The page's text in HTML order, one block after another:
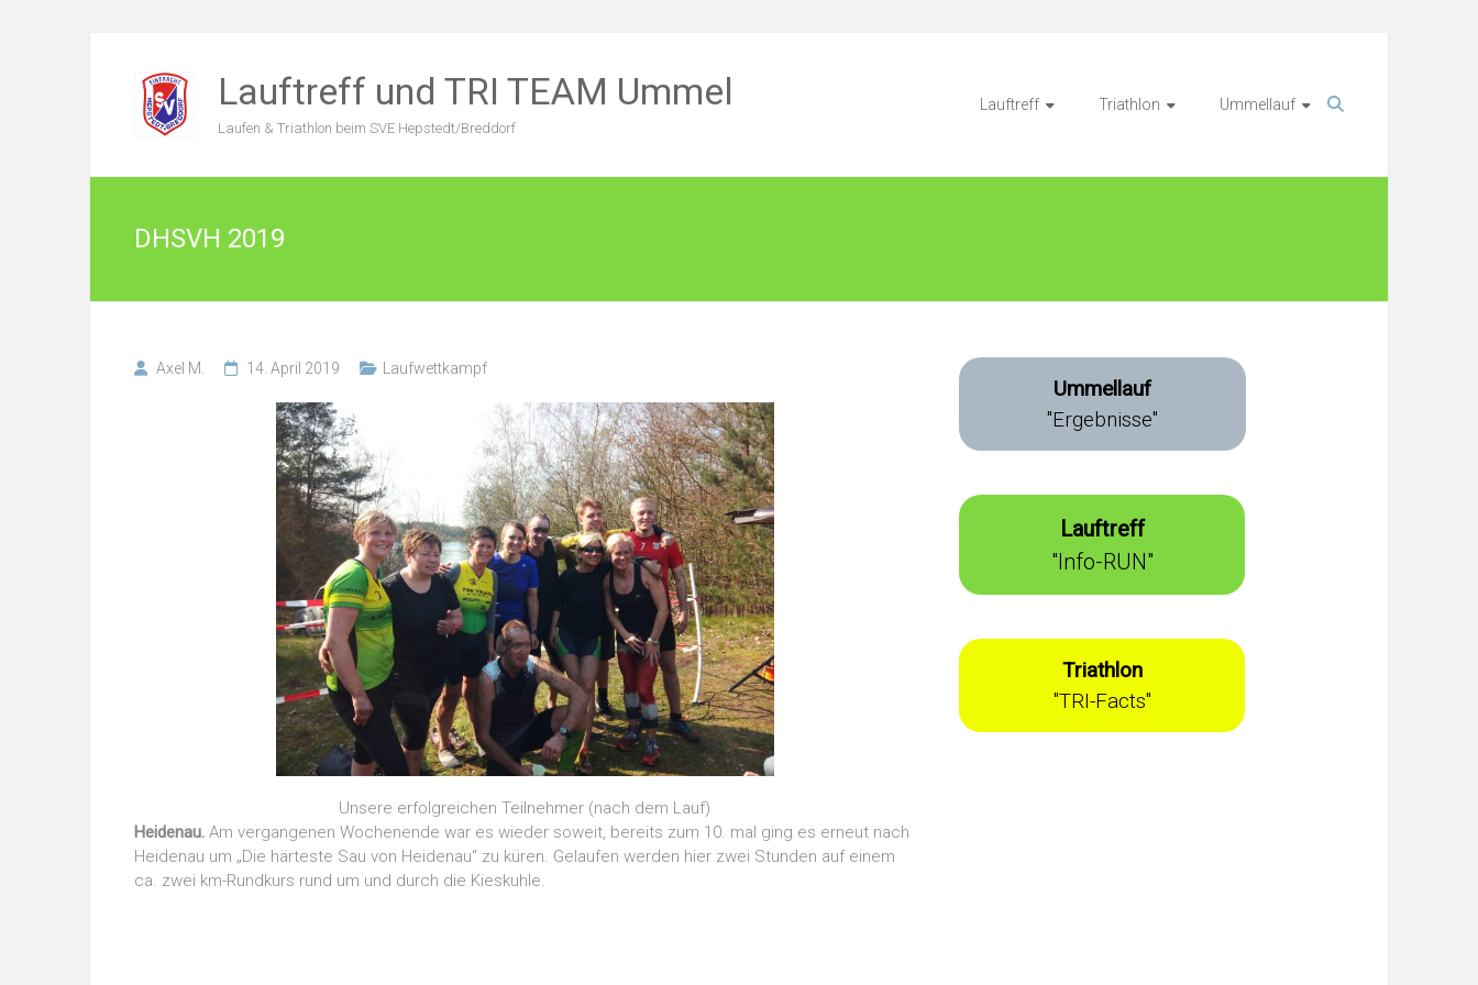
springen
Lauftreff und TRI TEAM Ummel
Laufen & Triathlon beim SVE Hepstedt/Breddorf
Lauftreff Triathlon Ummellauf
DHSVH 2019
Axel M. 14. April 2019 Laufwettkampf
Unsere erfolgreichen Teilnehmer (nach dem Lauf)
Heidenau. Am vergangenen Wochenende war es wieder soweit, bereits zum 10. mal ging es erneut nach
Heidenau um „Die härteste Sau von Heidenau“ zu küren. Gelaufen werden hier zwei Stunden auf einem
ca. zwei km-Rundkurs rund um und durch die Kieskuhle.
Ummellauf
"Ergebnisse"
Lauftreff
"Info-RUN"
Triathlon
"TRI-Facts"